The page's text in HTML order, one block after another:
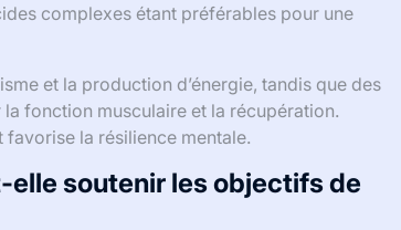
complexes étant préférables pour une
et la production d’énergie, tandis que des
fonction musculaire et la récupération.
la résilience mentale.
soutenir les objectifs de